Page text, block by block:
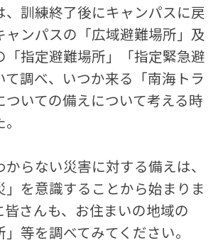
、訓練終了後にキャンパスに戻
ャンパスの「広域避難場所」及
「指定避難場所」「指定緊急避
て調べ、いつか来る「南海トラ
ついての備えについて考える時
らない災害に対する備えは、
」を意識することから始まりま
さんも、お住まいの地域の
」等を調べてみてください。